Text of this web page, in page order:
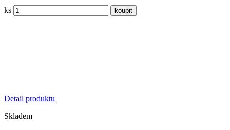
ks
Detail produktu
Skladem